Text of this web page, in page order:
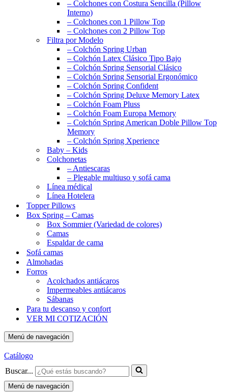
– Colchones con Costura Sencilla (Pillow
Interno)
– Colchones con 1 Pillow Top
– Colchones con 2 Pillow Top
Filtra por Modelo
– Colchón Spring Urban
– Colchón Latex Clásico Tipo Bajo
– Colchón Spring Sensorial Clásico
– Colchón Spring Sensorial Ergonómico
– Colchón Spring Confident
– Colchón Spring Deluxe Memory Latex
– Colchón Foam Pluss
– Colchón Foam Europa Memory
– Colchón Spring American Doble Pillow Top
Memory
– Colchón Spring Xperience
Baby – Kids
Colchonetas
– Antiescaras
– Plegable multiuso y sofá cama
Línea médical
Línea Hotelera
Topper Pillows
Box Spring – Camas
Box Sommier (Variedad de colores)
Camas
Espaldar de cama
Sofá camas
Almohadas
Forros
Acolchados antiácaros
Impermeables antiácaros
Sábanas
Para tu descanso y confort
VER MI COTIZACIÓN
Menú de navegación
Catálogo
Buscar...
Menú de navegación